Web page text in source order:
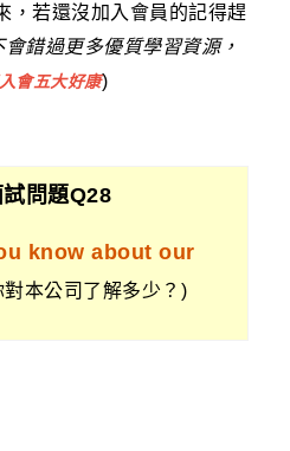
，若還沒加入會員的記得趕
會錯過更多優質學習資源，
會五大好康)
問題Q28
know about our
對本公司了解多少？)